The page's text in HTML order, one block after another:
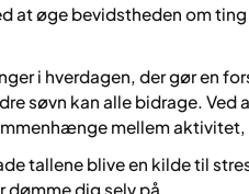
at øge bevidstheden om
i hverdagen, der gør en
søvn kan alle bidrage. Ved
mellem aktivitet,
tallene blive en kilde til
dømme dig selv på.